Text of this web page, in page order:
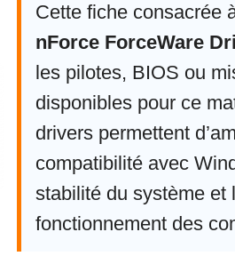
Cette fiche consacrée
nForce ForceWare
les pilotes, BIOS ou
disponibles pour ce
drivers permettent
compatibilité avec
stabilité du système et
fonctionnement des